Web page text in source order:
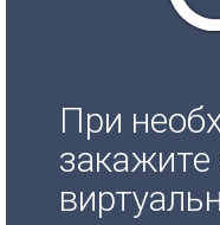
При
закажите